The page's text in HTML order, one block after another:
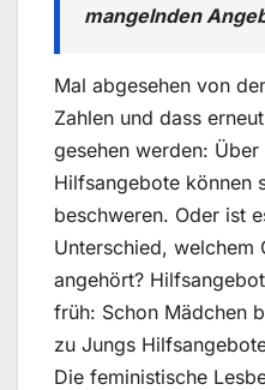
mangelnden
Mal abgesehen von
Zahlen und dass
gesehen werden: Über
Hilfsangebote können
beschweren. Oder ist
Unterschied, welchem
angehört?
früh: Schon Mädchen
zu Jungs
Die feministische